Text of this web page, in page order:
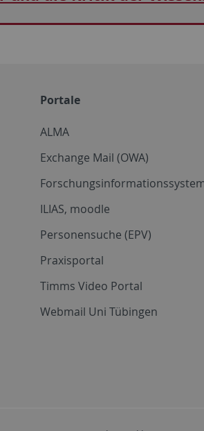
Portale
ALMA
Exchange Mail (OWA)
ILIAS, moodle
Personensuche (EPV)
Praxisportal
Timms Video Portal
Webmail Uni Tübingen